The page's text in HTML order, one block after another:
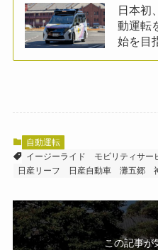
日本初
動運転
始を目
自動運転
イージーライド
モビリティサー
日産リーフ
日産自動車 灘五郷
この記事が